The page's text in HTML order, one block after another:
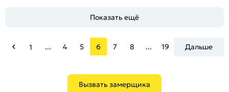
Показать ещё
1 ... 4 5 6 7 8 ... 19 Дальше
Вызвать замерщика